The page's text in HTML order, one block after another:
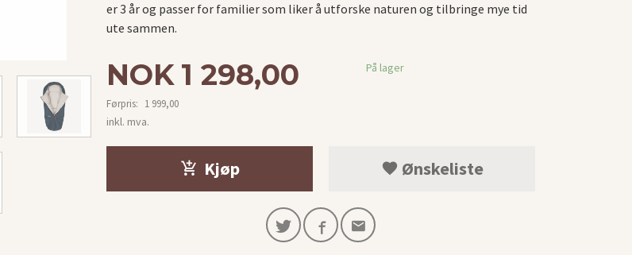
er 3 år og passer for familier som liker å utforske naturen og tilbringe mye tid
ute sammen.
Tilbud
NOK 1 298,00
Førpris: 1 999,00
Rabatt
inkl. mva.
På lager
Kjøp Ønskeliste